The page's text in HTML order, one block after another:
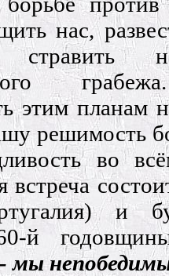
нас,
стравить
этим
решимость
во
встреча
и
й
мы